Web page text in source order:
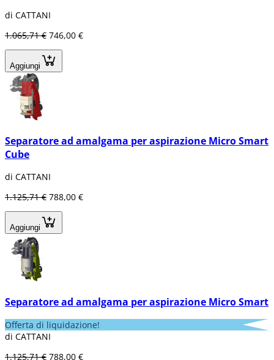
di CATTANI
1.065,71 € 746,00 €
Aggiungi
Separatore ad amalgama per aspirazione Micro Smart
Cube
di CATTANI
1.125,71 € 788,00 €
Aggiungi
Separatore ad amalgama per aspirazione Micro Smart
Offerta di liquidazione!
di CATTANI
1.125,71 € 788,00 €